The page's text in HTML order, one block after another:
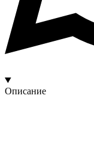
Описание